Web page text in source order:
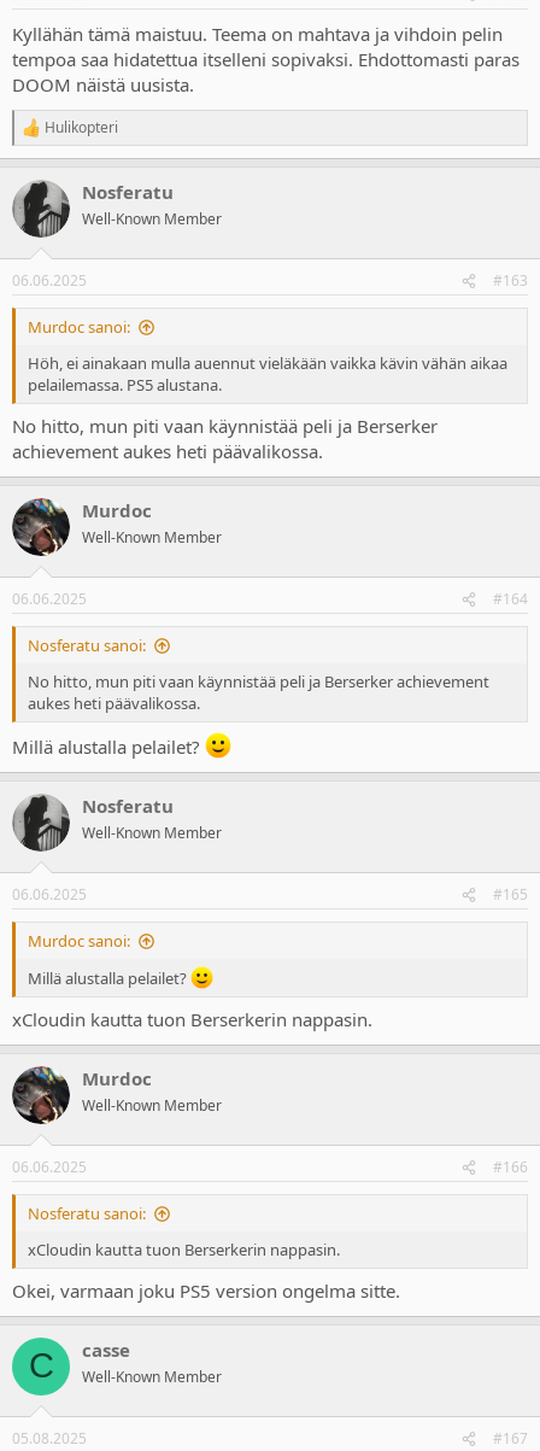
Kyllähän tämä maistuu. Teema on mahtava ja vihdoin pelin
tempoa saa hidatettua itselleni sopivaksi. Ehdottomasti paras
DOOM näistä uusista.
R
e
c
t
i
s
:
Hulikopteri
Nosferatu
Well-Known Member
06.06.2025 #163
Murdoc sanoi:
Höh, ei ainakaan mulla auennut vieläkään vaikka kävin vähän aikaa
pelailemassa. PS5 alustana.
No hitto, mun piti vaan käynnistää peli ja Berserker
achievement aukes heti päävalikossa.
Murdoc
Well-Known Member
06.06.2025 #164
Nosferatu sanoi:
No hitto, mun piti vaan käynnistää peli ja Berserker achievement
aukes heti päävalikossa.
Millä alustalla pelailet?
Nosferatu
Well-Known Member
06.06.2025 #165
Murdoc sanoi:
Millä alustalla pelailet?
xCloudin kautta tuon Berserkerin nappasin.
Murdoc
Well-Known Member
06.06.2025 #166
Nosferatu sanoi:
xCloudin kautta tuon Berserkerin nappasin.
Okei, varmaan joku PS5 version ongelma sitte.
C casse
Well-Known Member
05.08.2025 #167